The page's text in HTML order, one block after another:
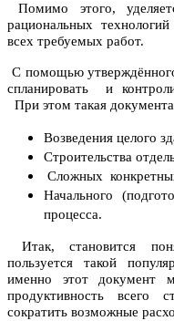
Помимо этого,
рациональных
всех требуемых работ.
С помощью
спланировать и
При этом такая
Возведения целого
Строительства
Сложных
Начального
процесса.
Итак, становится
пользуется такой
именно этот документ
продуктивность всего
сократить возможные